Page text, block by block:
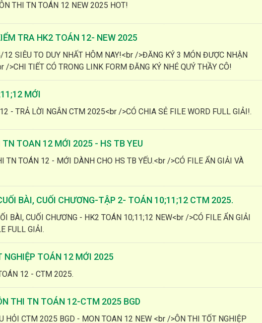
THI TN TOÁN 12 NEW 2025 HOT!
TRA HK2 TOÁN 12- NEW 2025
12 SIÊU TO DUY NHẤT HÔM NAY!<br />ĐĂNG KÝ 3 MÓN ĐƯỢC NHẬN
/>CHI TIẾT CÓ TRONG LINK FORM ĐĂNG KÝ NHÉ QUÝ THẦY CÔ!
MỚI
- TRẢ LỜI NGẮN CTM 2025<br />CÓ CHIA SẺ FILE WORD FULL GIẢI!.
TN TOAN 12 MỚI 2025 - HS TB YEU
TN TOÁN 12 - MỚI DÀNH CHO HS TB YẾU.<br />CÓ FILE ẨN GIẢI VÀ
BÀI, CUỐI CHƯƠNG-TẬP 2- TOÁN 10;11;12 CTM 2025.
BÀI, CUỐI CHƯƠNG - HK2 TOÁN 10;11;12 NEW<br />CÓ FILE ẨN GIẢI
FULL GIẢI.
NGHIỆP TOÁN 12 MỚI 2025
12 - CTM 2025.
THI TN TOÁN 12-CTM 2025 BGD
HỎI CTM 2025 BGD - MON TOAN 12 NEW <br />ÔN THI TỐT NGHIỆP